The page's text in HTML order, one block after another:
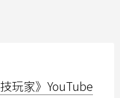
玩家》YouTube